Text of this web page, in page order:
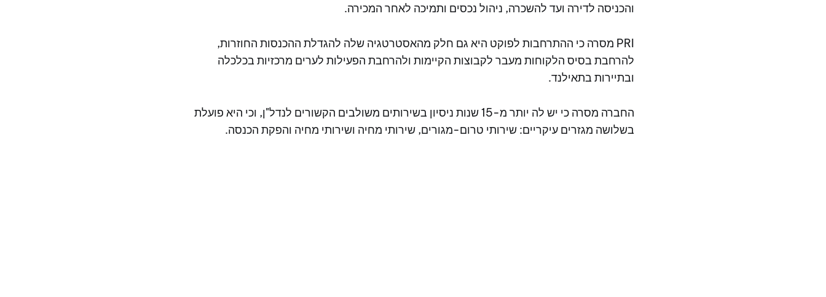
והכניסה לדירה ועד להשכרה, ניהול נכסים ותמיכה לאחר המכירה.
PRI מסרה כי ההתרחבות לפוקט היא גם חלק מהאסטרטגיה שלה להגדלת ההכנסות החוזרות,
להרחבת בסיס הלקוחות מעבר לקבוצות הקיימות ולהרחבת הפעילות לערים מרכזיות בכלכלה
ובתיירות בתאילנד.
החברה מסרה כי יש לה יותר מ-15 שנות ניסיון בשירותים משולבים הקשורים לנדל"ן, וכי היא פועלת
בשלושה מגזרים עיקריים: שירותי טרום-מגורים, שירותי מחיה ושירותי מחיה והפקת הכנסה.